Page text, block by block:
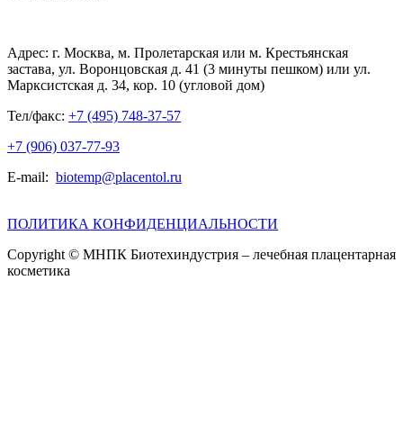
Адрес: г. Москва, м. Пролетарская или м. Крестьянская
застава, ул. Воронцовская д. 41 (3 минуты пешком) или ул.
Марксистская д. 34, кор. 10 (угловой дом)
Тел/факс: +7 (495) 748-37-57
+7 (906) 037-77-93
E-mail: biotemp@placentol.ru
ПОЛИТИКА КОНФИДЕНЦИАЛЬНОСТИ
Copyright © МНПК Биотехиндустрия – лечебная плацентарная
косметика